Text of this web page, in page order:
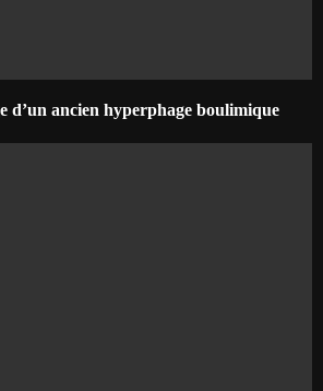
d’un ancien hyperphage boulimique